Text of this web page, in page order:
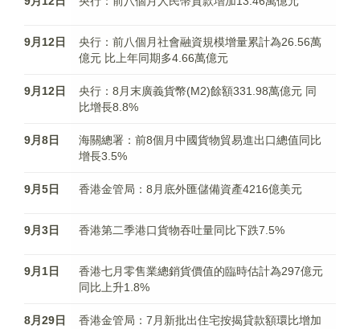
9月12日
央行：前八個月社會融資規模增量累計為26.56萬
億元 比上年同期多4.66萬億元
9月12日
央行：8月末廣義貨幣(M2)餘額331.98萬億元 同
比增長8.8%
9月8日
海關總署：前8個月中國貨物貿易進出口總值同比
增長3.5%
9月5日 香港金管局：8月底外匯儲備資產4216億美元
9月3日 香港第二季港口貨物吞吐量同比下跌7.5%
9月1日
香港七月零售業總銷貨價值的臨時估計為297億元
同比上升1.8%
8月29日
香港金管局：7月新批出住宅按揭貸款額環比增加